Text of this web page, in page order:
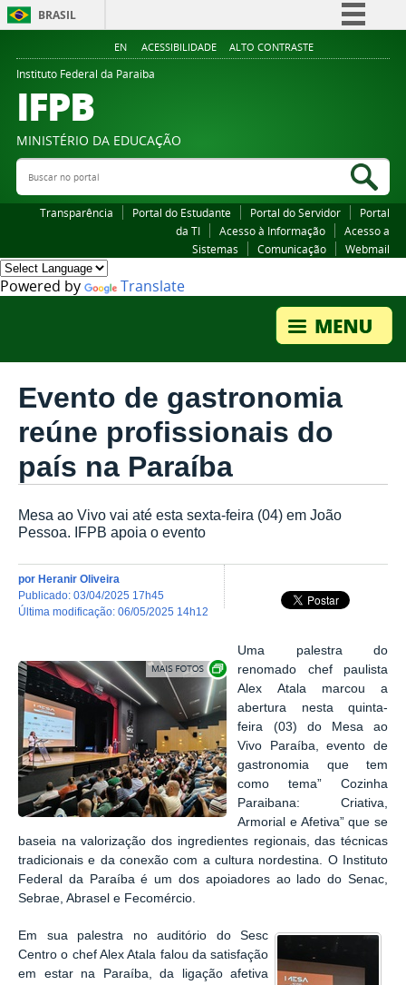
BRASIL
Simplifique!
Legislação
EN ACESSIBILIDADE ALTO CONTRASTE
Instituto Federal da Paraiba
IFPB
MINISTÉRIO DA EDUCAÇÃO
Buscar no portal
Transparência Portal do Estudante Portal do Servidor
Portal
da TI
Acesso à Informação
Acesso a
Sistemas
Comunicação Webmail
Powered by Translate
Evento de gastronomia
reúne profissionais do
país na Paraíba
Mesa ao Vivo vai até esta sexta-feira (04) em João
Pessoa. IFPB apoia o evento
por Heranir Oliveira
publicado: 03/04/2025 17h45
última modificação: 06/05/2025 14h12
Exibir carrossel de imagens
Uma palestra do
renomado chef paulista
Alex Atala marcou a
abertura nesta quinta-
feira (03) do Mesa ao
Vivo Paraíba, evento de
gastronomia que tem
como tema” Cozinha
Paraibana: Criativa,
Armorial e Afetiva”que se
baseia na valorização dos ingredientes regionais, das técnicas
tradicionais e da conexão com a cultura nordestina.
O Instituto
Federal da Paraíba é um dos apoiadores ao lado do Senac,
Sebrae, Abrasel e Fecomércio.
Em sua palestra no auditório do Sesc
Centro o chef Alex Atala falou da satisfação
em estar na Paraíba, da ligação afetiva